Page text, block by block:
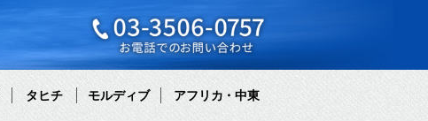
タヒチ モルディブ アフリカ・中東